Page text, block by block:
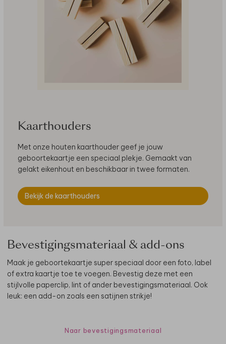
Kaarthouders
Met onze houten kaarthouder geef je jouw
geboortekaartje een speciaal plekje. Gemaakt van
gelakt eikenhout en beschikbaar in twee formaten.
Bekijk de kaarthouders
Bevestigingsmateriaal & add-ons
Maak je geboortekaartje super speciaal door een foto, label
of extra kaartje toe te voegen. Bevestig deze met een
stijlvolle paperclip, lint of ander bevestigingsmateriaal. Ook
leuk: een add-on zoals een satijnen strikje!
Naar bevestigingsmateriaal